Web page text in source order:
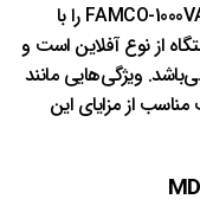
برند فامکو با سابقه‌ای بیش از ۱۵ سال، مدل FAMCO-1000VA را با
از نوع آفلاین است و
ویژگی‌هایی مانند
۷۰۰ وات و قیمت مناسب از مزایای این